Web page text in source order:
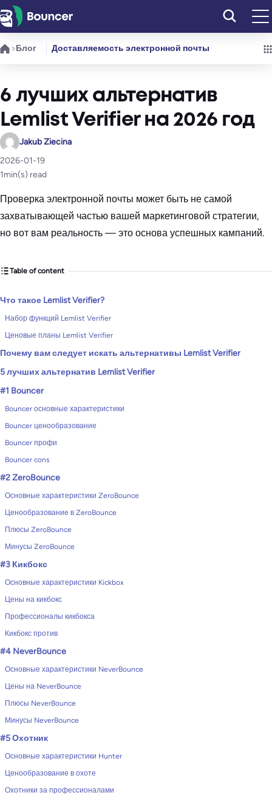
Перейти
к
содержимому
Блог Доставляемость электронной почты
6 лучших альтернатив
Lemlist Verifier на 2026 год
Jakub Ziecina
2026-01-19
1min(s) read
Проверка электронной почты может быть не самой
захватывающей частью вашей маркетинговой стратегии,
но вот вам реальность — это основа успешных кампаний.
Table of content
Что такое Lemlist Verifier?
Набор функций Lemlist Verifier
Ценовые планы Lemlist Verifier
Почему вам следует искать альтернативы Lemlist Verifier
5 лучших альтернатив Lemlist Verifier
#1 Bouncer
Bouncer основные характеристики
Bouncer ценообразование
Bouncer профи
Bouncer cons
#2 ZeroBounce
Основные характеристики ZeroBounce
Ценообразование в ZeroBounce
Плюсы ZeroBounce
Минусы ZeroBounce
#3 Кикбокс
Основные характеристики Kickbox
Цены на кикбокс
Профессионалы кикбокса
Кикбокс против
#4 NeverBounce
Основные характеристики NeverBounce
Цены на NeverBounce
Плюсы NeverBounce
Минусы NeverBounce
#5 Охотник
Основные характеристики Hunter
Ценообразование в охоте
Охотники за профессионалами